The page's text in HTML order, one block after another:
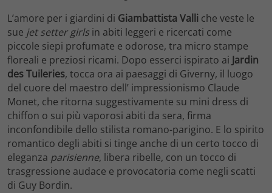
L’amore per i giardini di Giambattista Valli che veste le
sue jet setter girls in abiti leggeri e ricercati come
piccole siepi profumate e odorose, tra micro stampe
floreali e preziosi ricami. Dopo esserci ispirato ai Jardin
des Tuileries, tocca ora ai paesaggi di Giverny, il luogo
del cuore del maestro dell’ impressionismo Claude
Monet, che ritorna suggestivamente su mini dress di
chiffon o sui più vaporosi abiti da sera, firma
inconfondibile dello stilista romano-parigino. E lo spirito
romantico degli abiti si tinge anche di un certo tocco di
eleganza parisienne, libera ribelle, con un tocco di
trasgressione audace e provocatoria come negli scatti
di Guy Bordin.